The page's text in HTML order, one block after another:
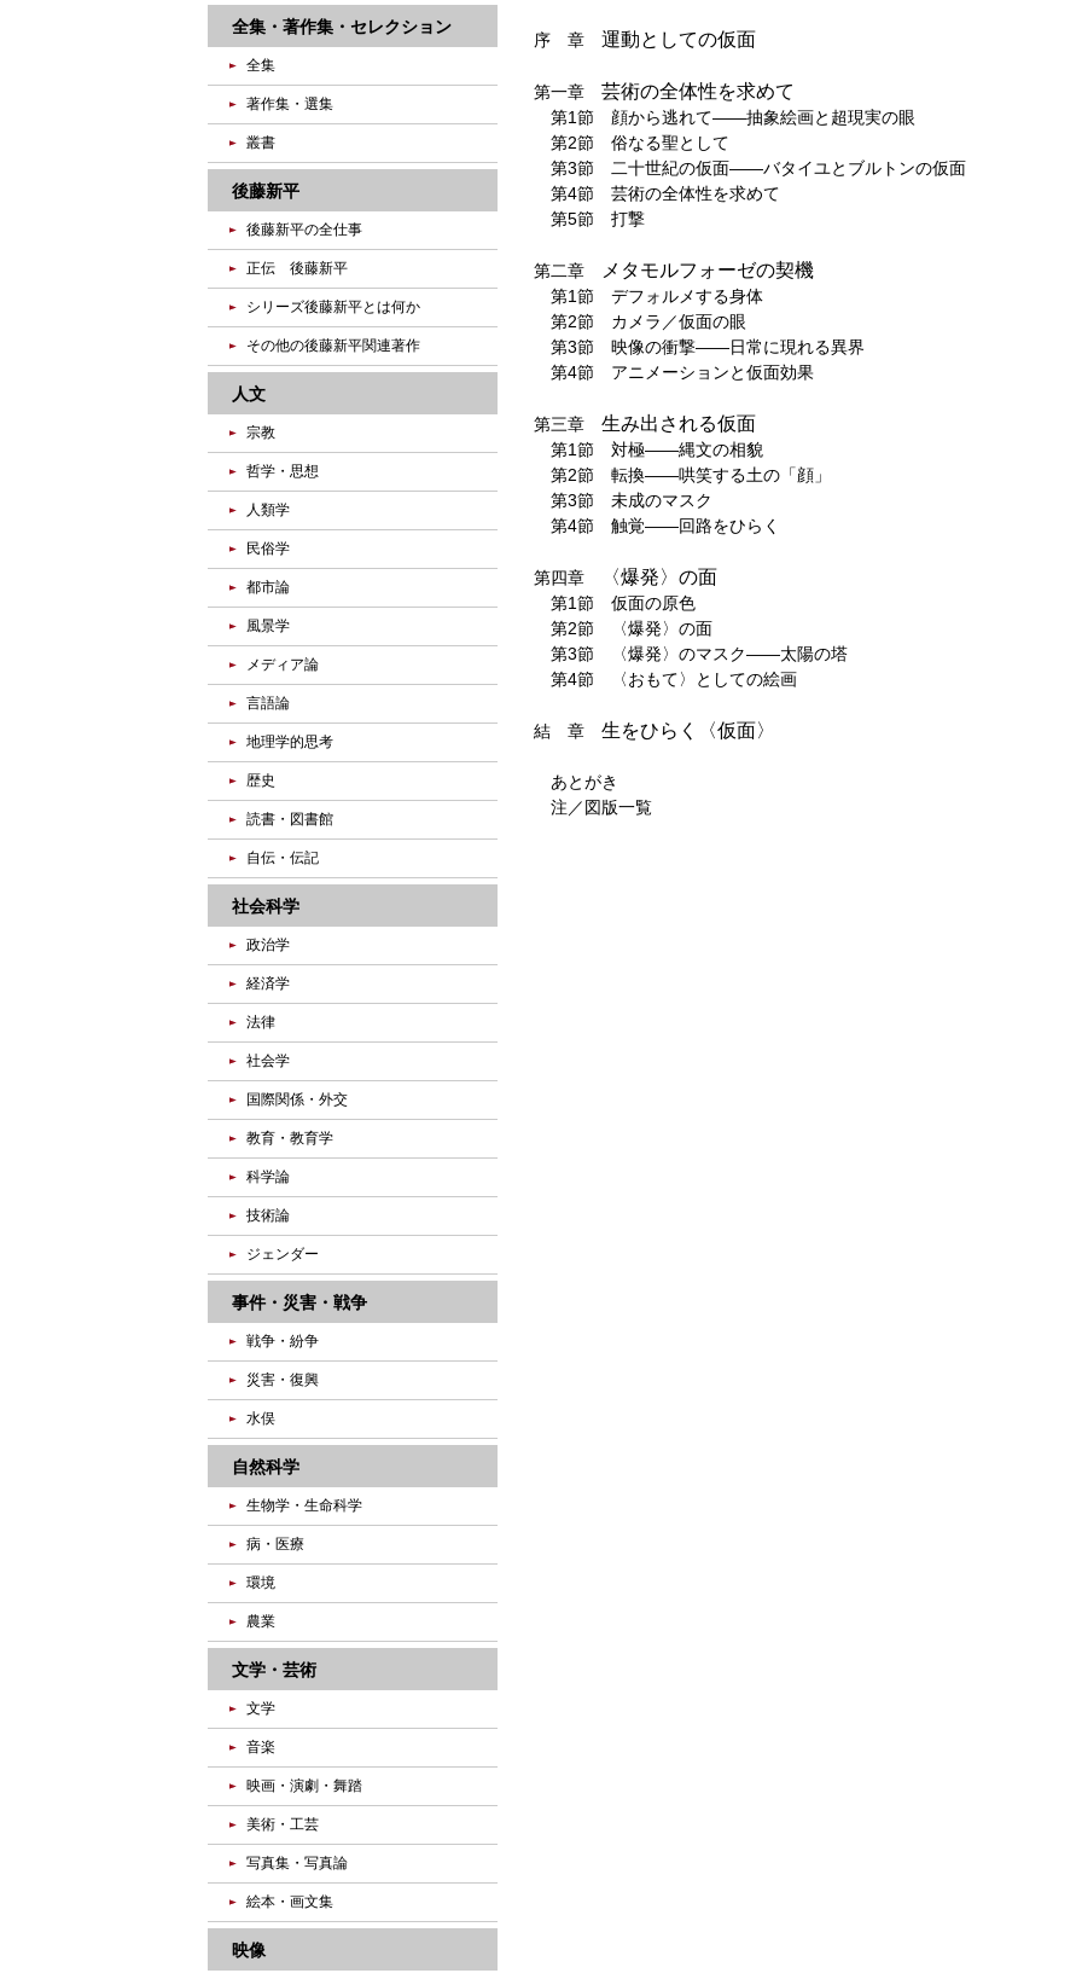
序 章 運動としての仮面
第一章 芸術の全体性を求めて
第1節 顔から逃れて――抽象絵画と超現実の眼
第2節 俗なる聖として
第3節 二十世紀の仮面――バタイユとブルトンの仮面
第4節 芸術の全体性を求めて
第5節 打撃
第二章 メタモルフォーゼの契機
第1節 デフォルメする身体
第2節 カメラ／仮面の眼
第3節 映像の衝撃――日常に現れる異界
第4節 アニメーションと仮面効果
第三章 生み出される仮面
第1節 対極――縄文の相貌
第2節 転換――哄笑する土の「顔」
第3節 未成のマスク
第4節 触覚――回路をひらく
第四章 〈爆発〉の面
第1節 仮面の原色
第2節 〈爆発〉の面
第3節 〈爆発〉のマスク――太陽の塔
第4節 〈おもて〉としての絵画
結 章 生をひらく〈仮面〉
あとがき
注／図版一覧
全集・著作集・セレクション
全集
著作集・選集
叢書
後藤新平
後藤新平の全仕事
正伝 後藤新平
シリーズ後藤新平とは何か
その他の後藤新平関連著作
人文
宗教
哲学・思想
人類学
民俗学
都市論
風景学
メディア論
言語論
地理学的思考
歴史
読書・図書館
自伝・伝記
社会科学
政治学
経済学
法律
社会学
国際関係・外交
教育・教育学
科学論
技術論
ジェンダー
事件・災害・戦争
戦争・紛争
災害・復興
水俣
自然科学
生物学・生命科学
病・医療
環境
農業
文学・芸術
文学
音楽
映画・演劇・舞踏
美術・工芸
写真集・写真論
絵本・画文集
映像